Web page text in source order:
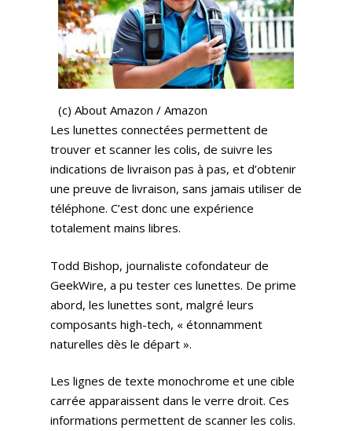
(c) About Amazon / Amazon
Les lunettes connectées permettent de
trouver et scanner les colis, de suivre les
indications de livraison pas à pas, et d’obtenir
une preuve de livraison, sans jamais utiliser de
téléphone. C’est donc une expérience
totalement mains libres.
Todd Bishop, journaliste cofondateur de
GeekWire, a pu tester ces lunettes. De prime
abord, les lunettes sont, malgré leurs
composants high-tech, « étonnamment
naturelles dès le départ ».
Les lignes de texte monochrome et une cible
carrée apparaissent dans le verre droit. Ces
informations permettent de scanner les colis.
Expertises
Stratégie
Publicité
Contenu de Marque
Solutions
Gestion Publicitaire
Monitoring Data pour
Amazon
Reporting
Gestion des Reviews
Agence
L’Equipe
Nos Clients
Presse
Actualités
Revue de Presse
Articles
Amazon Advertising
Ressources
Webinar
Livres Blanc
Nos Vidéos
Contact
38 Avenue de Saxe, 69006
T:+ 33 04 78 52 38 15